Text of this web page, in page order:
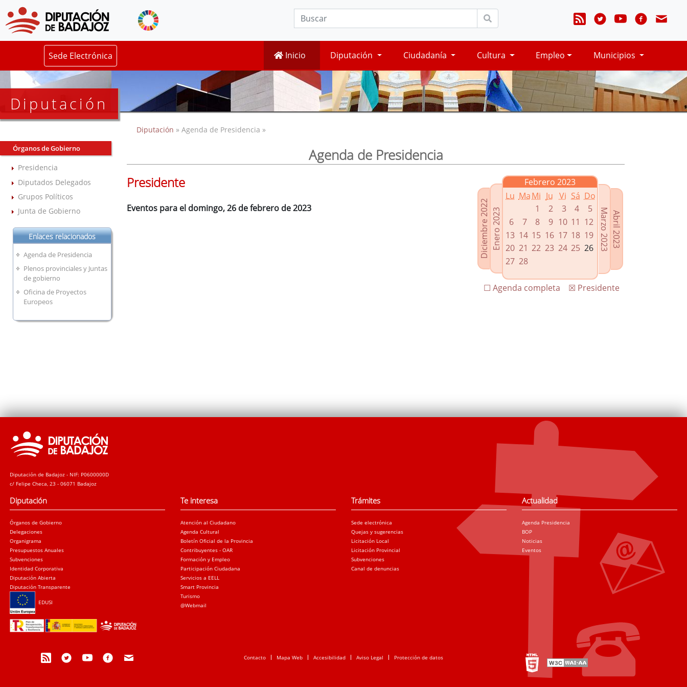
Sede Electrónica Inicio Diputación Ciudadanía Cultura Empleo Municipios
Diputación
Órganos de Gobierno
Presidencia
Diputados Delegados
Grupos Políticos
Junta de Gobierno
Enlaces relacionados
Agenda de Presidencia
Plenos provinciales y Juntas
de gobierno
Oficina de Proyectos
Europeos
Diputación » Agenda de Presidencia »
Agenda de Presidencia
Diciembre 2022Enero 2023
Febrero 2023
Lu MaMi Ju Vi Sá Do
1
2 3 4
5
6
7 8 9 10 11 12
13 14 15 16 17 18 19
20 21 22 23 24 25 26
27 28
Abril 2023
Marzo 2023
☒ Presidente
☐ Agenda completa
Presidente
Eventos para el domingo, 26 de febrero de 2023
Diputación de Badajoz - NIF: P0600000D
c/ Felipe Checa, 23 - 06071 Badajoz
Diputación
Órganos de Gobierno
Delegaciones
Organigrama
Presupuestos Anuales
Subvenciones
Identidad Corporativa
Diputación Abierta
Diputación Transparente
EDUSI
Te interesa
Atención al Ciudadano
Agenda Cultural
Boletín Oficial de la Provincia
Contribuyentes - OAR
Formación y Empleo
Participación Ciudadana
Servicios a EELL
Smart Provincia
Turismo
@Webmail
Trámites
Sede electrónica
Quejas y sugerencias
Licitación Local
Licitación Provincial
Subvenciones
Canal de denuncias
Actualidad
Agenda Presidencia
BOP
Noticias
Eventos
Contacto Mapa Web Accesibilidad Aviso Legal Protección de datos